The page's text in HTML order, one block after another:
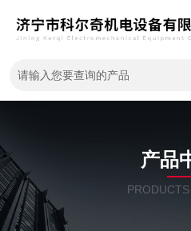
产品